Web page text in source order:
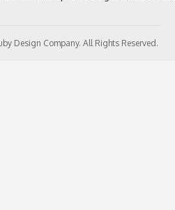
Design Company. All Rights Reserved.